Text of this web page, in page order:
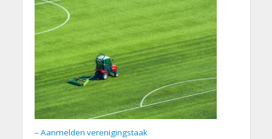
– Aanmelden verenigingstaak